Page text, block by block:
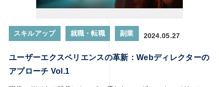
を受ける: 上司やクライアントから意見をもらい、改善してい
ャッチアップし続けることが大事です。 WEBディレクターとし
て成功するには、幅広いスキルを身につける必要があります。
でも安心してください！オンライン学習を使えば、効率よくス
キルを磨くことができます。 コミュニケーションスキルやプロ
ジェクト管理能力、デザインやコーディングの基礎知識をしっ
スキルアップ 就職・転職 副業 2024.05.27
ユーザーエクスペリエンスの革新：Webディレクターの
アプローチ Vol.1